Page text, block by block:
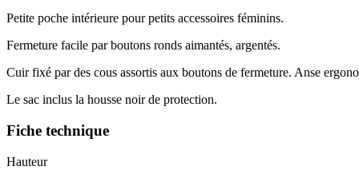
Petite poche intérieure pour petits accessoires féminins.
Fermeture facile par boutons ronds aimantés, argentés.
Cuir fixé par des cous assortis aux boutons de fermeture. Anse
Le sac inclus la housse noir de protection.
Fiche technique
Hauteur